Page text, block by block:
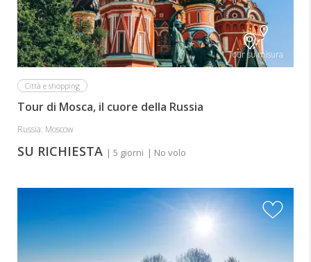
Tour su misura
Città e shopping
Tour di Mosca, il cuore della Russia
Russia: Moscow
SU RICHIESTA | 5 giorni | No volo